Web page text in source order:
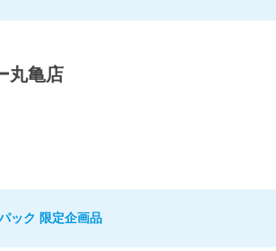
丸亀店
ック 限定企画品